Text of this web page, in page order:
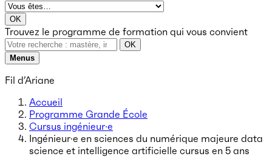
OK
Trouvez le programme de formation qui vous convient
OK
Menus
Fil d’Ariane
Accueil
Programme Grande École
Cursus ingénieur·e
Ingénieur·e en sciences du numérique majeure data
science et intelligence artificielle cursus en 5 ans